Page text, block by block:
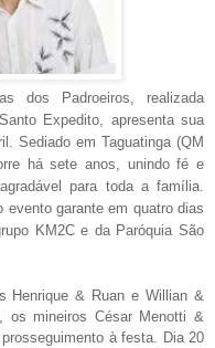
dos Padroeiros, realizada
Expedito, apresenta sua
Sediado em Taguatinga (QM
há sete anos, unindo fé e
para toda a família.
evento garante em quatro dias
KM2C e da Paróquia São
Henrique & Ruan e Willian &
os mineiros César Menotti &
à festa. Dia 20